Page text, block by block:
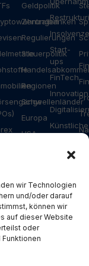
wir Technologien
und/oder darauf
können wir
auf dieser Website
oder
Geldpolitik
Zentralbanken
Regulierungen
Steuerpolitik
Regionen
Schwellenländer
Europa
USA
Schweiz
Österreich
USA
China
Start-
ups
FinTech
Innovation
Künstliche
Intelligenz
Bauwesen
Energie
Konsum